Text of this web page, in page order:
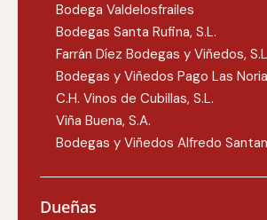
Bodega Valdelosfrailes
Bodegas Santa Rufina, S.L.
Farrán Díez Bodegas y Viñedos,
Bodegas y Viñedos Pago Las
C.H. Vinos de Cubillas, S.L.
Viña Buena, S.A.
Bodegas y Viñedos Alfredo
Dueñas